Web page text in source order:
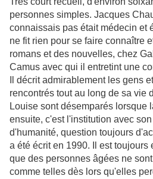
personnes simples. Jacques
connaissais pas était médecin et
ne fit rien pour se faire connaître
romans et des nouvelles, chez
Camus avec qui il entretint une
Il décrit admirablement les gens
rencontrés tout au long de sa vie
Louise sont désemparés lorsque
ensuite, c'est l'institution avec
d'humanité, question toujours
a été écrit en 1990. Il est toujours
que des personnes âgées ne
comme telles dès lors qu'elles